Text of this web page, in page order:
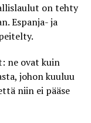
on tehty
. Espanja- ja
ne ovat kuin
johon kuuluu
niin ei pääse